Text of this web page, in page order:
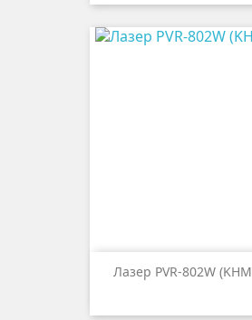
Лазер PVR-802W